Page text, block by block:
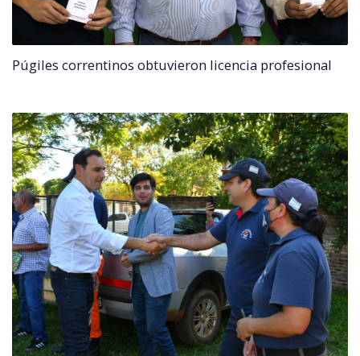
Púgiles correntinos obtuvieron licencia profesional